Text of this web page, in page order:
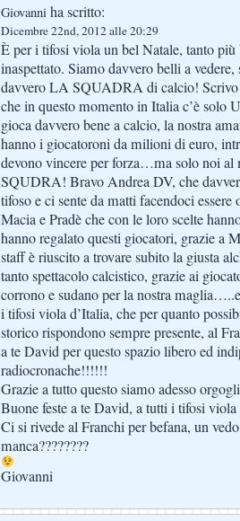
Giovanni ha scritto:
Dicembre 22nd, 2012 alle 20:29
È per i tifosi viola un bel Natale, tanto
inaspettato. Siamo davvero belli a
davvero LA SQUADRA di calcio! Scrivo
che in questo momento in Italia c’è
gioca davvero bene a calcio, la nostra
hanno i giocatoroni da milioni di euro,
devono vincere per forza…ma solo noi al
SQUDRA! Bravo Andrea DV, che
tifoso e ci sente da matti facendoci
Macia e Pradè che con le loro scelte
hanno regalato questi giocatori, grazie a
staff è riuscito a trovare subito la giusta
tanto spettacolo calcistico, grazie ai
corrono e sudano per la nostra
i tifosi viola d’Italia, che per quanto
storico rispondono sempre presente, al
a te David per questo spazio libero ed
radiocronache!!!!!!
Grazie a tutto questo siamo adesso
Buone feste a te David, a tutti i tifosi
Ci si rivede al Franchi per befana, un
manca????????
Giovanni